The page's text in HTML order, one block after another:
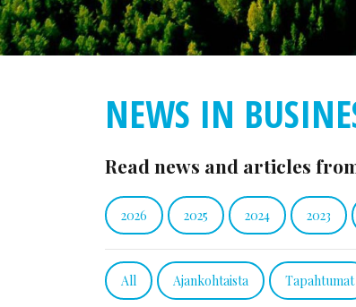
NEWS IN
Read news and articles
2026 2025 2024 2023
All Ajankohtaista Tapahtumat